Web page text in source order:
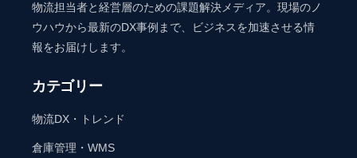
物流担当者と経営層のための課題解決メディア。現場のノ
ウハウから最新のDX事例まで、ビジネスを加速させる情
報をお届けします。
カテゴリー
物流DX・トレンド
倉庫管理・WMS